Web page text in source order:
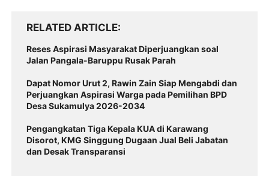
RELATED ARTICLE
Reses Aspirasi Masyarakat Diperjuangkan soal
Jalan Pangala-Baruppu Rusak Parah
Dapat Nomor Urut 2, Rawin Zain Siap Mengabdi dan
Perjuangkan Aspirasi Warga pada Pemilihan BPD
Desa Sukamulya 2026-2034
Pengangkatan Tiga Kepala KUA di Karawang
Disorot, KMG Singgung Dugaan Jual Beli Jabatan
dan Desak Transparansi